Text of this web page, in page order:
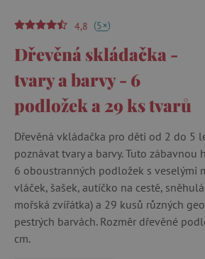
4,8 (5+)
Dřevěná skládačka -
tvary a barvy - 6
podložek a 29 ks tvarů
Dřevěná vkládačka pro děti od 2 do 5
poznávat tvary a barvy. Tuto zábavnou
6 oboustranných podložek s veselými
vláček, šašek, autíčko na cestě,
mořská zvířátka) a 29 kusů různých
pestrých barvách. Rozměr dřevěné
cm.